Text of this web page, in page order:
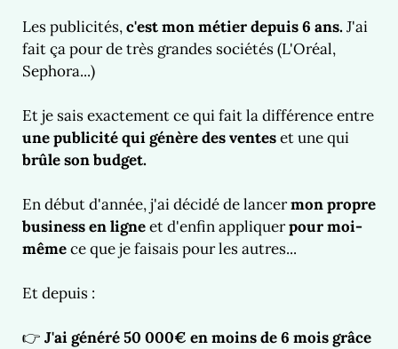
Les publicités,c'est mon métier depuis 6 ans.J'ai
fait ça pour de très grandes sociétés (L'Oréal,
Sephora...)
Et je sais exactement ce qui fait la différence entre
une publicité qui génère des venteset une qui
brûle son budget.
En début d'année, j'ai décidé de lancermon propre
business en ligneet d'enfin appliquerpour moi-
mêmece que je faisais pour les autres...
Et depuis :
👉 J'ai généré 50 000€ en moins de 6 mois grâce